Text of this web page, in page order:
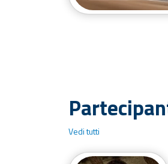
Vedi tutti